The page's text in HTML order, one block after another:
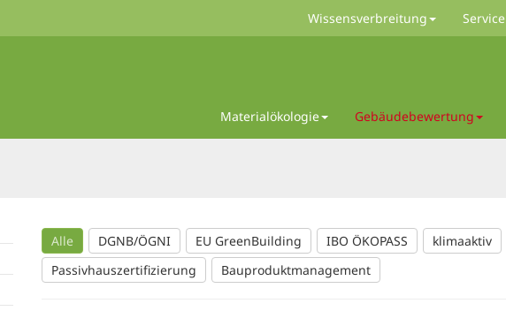
Wissensverbreitung Service
Materialökologie Gebäudebewertung
Alle DGNB/ÖGNI EU GreenBuilding IBO ÖKOPASS klimaaktiv
Passivhauszertifizierung
Bauproduktmanagement